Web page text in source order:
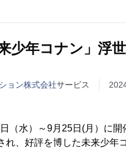
来少年コナン」浮
ョン株式会社サービス
（水）～9月25日(月）に
れ、好評を博した未来少年